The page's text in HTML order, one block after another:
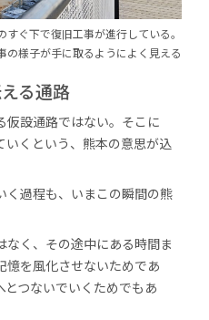
すぐ下で復旧工事が進行している。
の様子が手に取るようによく見える
る通路
仮設通路ではない。そこに
いくという、熊本の意思が込
く過程も、いまこの瞬間の熊
く、その途中にある時間ま
憶を風化させないためであ
とつないでいくためでもあ